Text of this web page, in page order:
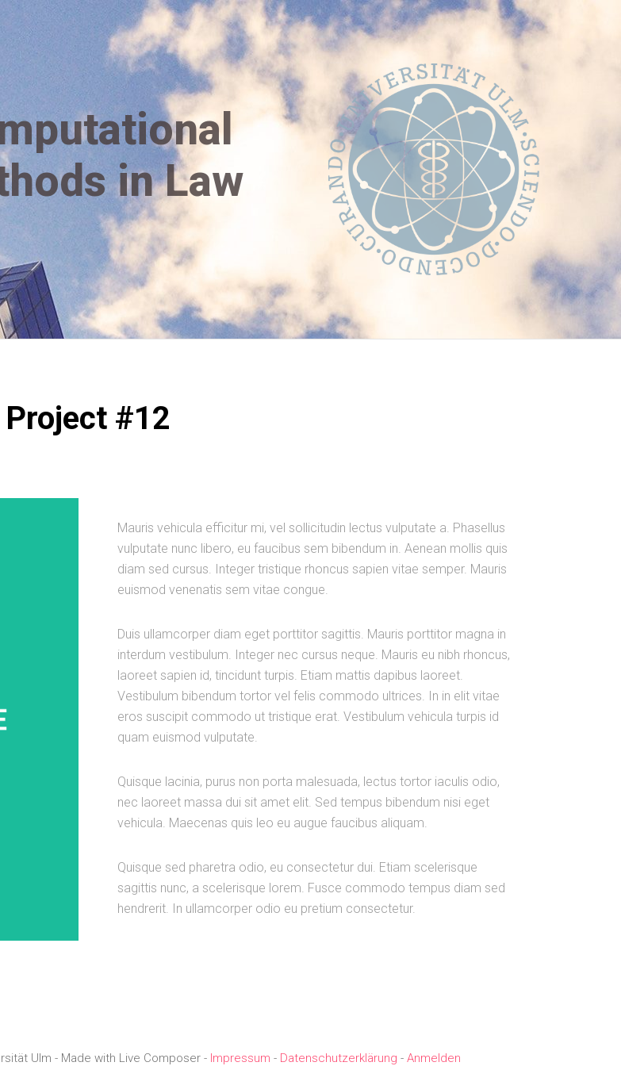
in Law
Project #12
Mauris vehicula efficitur mi, vel sollicitudin lectus vulputate a. Phasellus
vulputate nunc libero, eu faucibus sem bibendum in. Aenean mollis quis
diam sed cursus. Integer tristique rhoncus sapien vitae semper. Mauris
euismod venenatis sem vitae congue.
Duis ullamcorper diam eget porttitor sagittis. Mauris porttitor magna in
interdum vestibulum. Integer nec cursus neque. Mauris eu nibh rhoncus,
laoreet sapien id, tincidunt turpis. Etiam mattis dapibus laoreet.
Vestibulum bibendum tortor vel felis commodo ultrices. In in elit vitae
eros suscipit commodo ut tristique erat. Vestibulum vehicula turpis id
quam euismod vulputate.
Quisque lacinia, purus non porta malesuada, lectus tortor iaculis odio,
nec laoreet massa dui sit amet elit. Sed tempus bibendum nisi eget
vehicula. Maecenas quis leo eu augue faucibus aliquam.
Quisque sed pharetra odio, eu consectetur dui. Etiam scelerisque
sagittis nunc, a scelerisque lorem. Fusce commodo tempus diam sed
hendrerit. In ullamcorper odio eu pretium consectetur.
Ulm - Made with Live Composer - Impressum - Datenschutzerklärung - Anmelden